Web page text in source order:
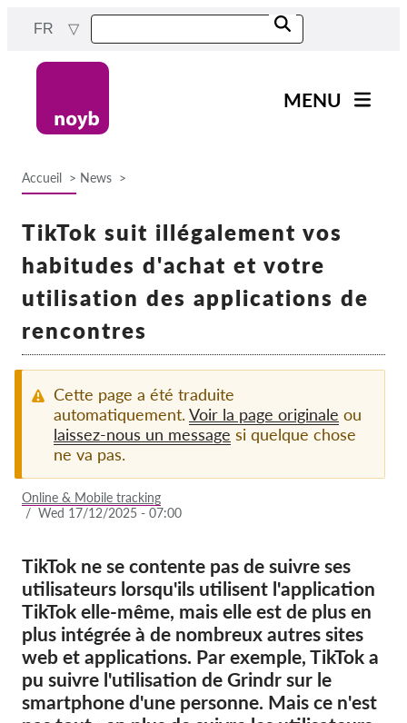
content
FR
MENU
Projets
Reports & Resources
Exercise your rights!
Soutenez-nous !
Adhésion
Dons
Connexion des membres
À propos de nous
Équipe
Rapports annuels
Accueil News
TikTok suit illégalement vos
habitudes d'achat et votre
utilisation des applications de
rencontres
Cette page a été traduite
automatiquement. Voir la page originale ou
laissez-nous un message si quelque chose
ne va pas.
Online & Mobile tracking
/ Wed 17/12/2025 - 07:00
TikTok ne se contente pas de suivre ses
utilisateurs lorsqu'ils utilisent l'application
TikTok elle-même, mais elle est de plus en
plus intégrée à de nombreux autres sites
web et applications. Par exemple, TikTok a
pu suivre l'utilisation de Grindr sur le
smartphone d'une personne. Mais ce n'est